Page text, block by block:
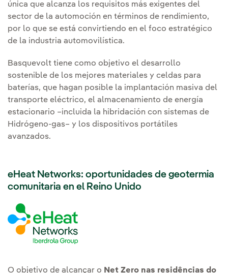
única que alcanza los requisitos más exigentes del
sector de la automoción en términos de rendimiento,
por lo que se está convirtiendo en el foco estratégico
de la industria automovilística.
Basquevolt tiene como objetivo el desarrollo
sostenible de los mejores materiales y celdas para
baterías, que hagan posible la implantación masiva del
transporte eléctrico, el almacenamiento de energía
estacionario –incluida la hibridación con sistemas de
Hidrógeno-gas– y los dispositivos portátiles
avanzados.
eHeat Networks: oportunidades de geotermia
comunitaria en el Reino Unido
O objetivo de alcançar o Net Zero nas residências do